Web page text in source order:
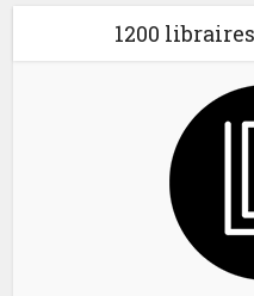
1200